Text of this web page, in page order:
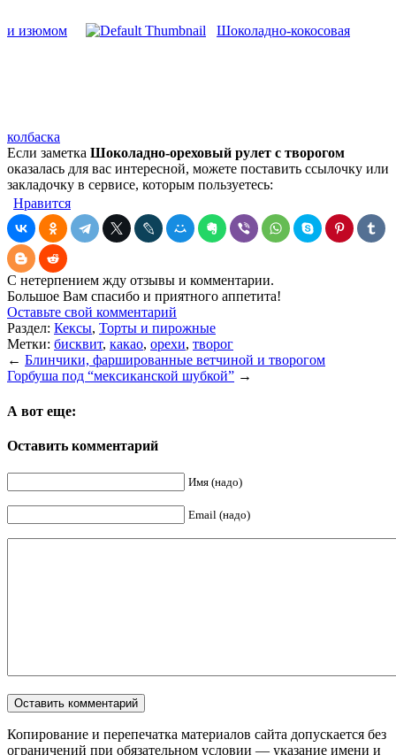
и изюмом Шоколадно-кокосовая
колбаска
Если заметка Шоколадно-ореховый рулет с творогом
оказалась для вас интересной, можете поставить ссылочку или
закладочку в сервисе, которым пользуетесь:
Нравится
С нетерпением жду отзывы и комментарии.
Большое Вам спасибо и приятного аппетита!
Оставьте свой комментарий
Раздел: Кексы, Торты и пирожные
Метки: бисквит, какао, орехи, творог
← Блинчики, фаршированные ветчиной и творогом
Горбуша под “мексиканской шубкой” →
А вот еще:
Оставить комментарий
Имя (надо)
Email (надо)
Копирование и перепечатка материалов сайта допускается без
ограничений при обязательном условии — указание имени и